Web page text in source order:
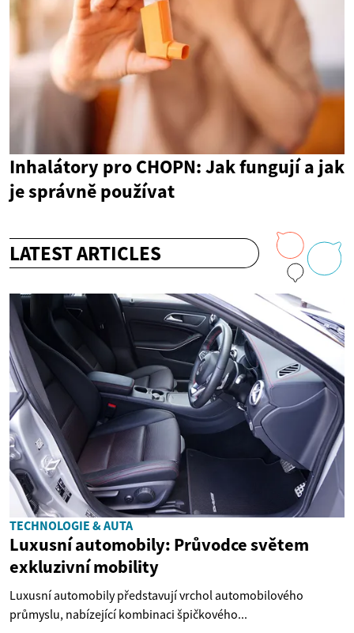
Inhalátory pro CHOPN: Jak fungují a jak
je správně používat
LATEST ARTICLES
TECHNOLOGIE & AUTA
Luxusní automobily: Průvodce světem
exkluzivní mobility
Luxusní automobily představují vrchol automobilového
průmyslu, nabízející kombinaci špičkového...